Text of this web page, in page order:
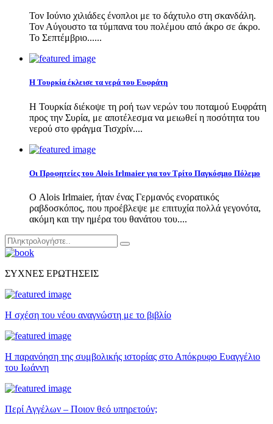
Τον Ιούνιο χιλιάδες ένοπλοι με το δάχτυλο στη σκανδάλη.
Τον Αύγουστο τα τύμπανα του πολέμου από άκρο σε άκρο.
Το Σεπτέμβριο......
Η Τουρκία έκλεισε τα νερά του Ευφράτη
Η Τουρκία διέκοψε τη ροή των νερών του ποταμού Ευφράτη
προς την Συρία, με αποτέλεσμα να μειωθεί η ποσότητα του
νερού στο φράγμα Τισχρίν....
Οι Προφητείες του Alois Irlmaier για τον Τρίτο Παγκόσμιο Πόλεμο
Ο Alois Irlmaier, ήταν ένας Γερμανός ενορατικός
ραβδοσκόπος, που προέβλεψε με επιτυχία πολλά γεγονότα,
ακόμη και την ημέρα του θανάτου του....
Search
for:
Αναζήτηση
ΣΥΧΝΕΣ ΕΡΩΤΗΣΕΙΣ
Η σχέση του νέου αναγνώστη με το βιβλίο
Η παρανόηση της συμβολικής ιστορίας στο Απόκρυφο Ευαγγέλιο
του Ιωάννη
Περί Αγγέλων – Ποιον θεό υπηρετούν;